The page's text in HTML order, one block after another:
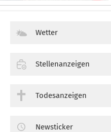
Wetter
Stellenanzeigen
Todesanzeigen
Newsticker